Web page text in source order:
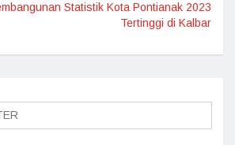
Statistik Kota Pontianak 2023
Tertinggi di Kalbar